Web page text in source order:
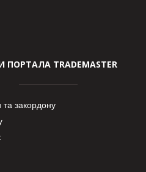
ПОРТАЛА TRADEMASTER
та закордону